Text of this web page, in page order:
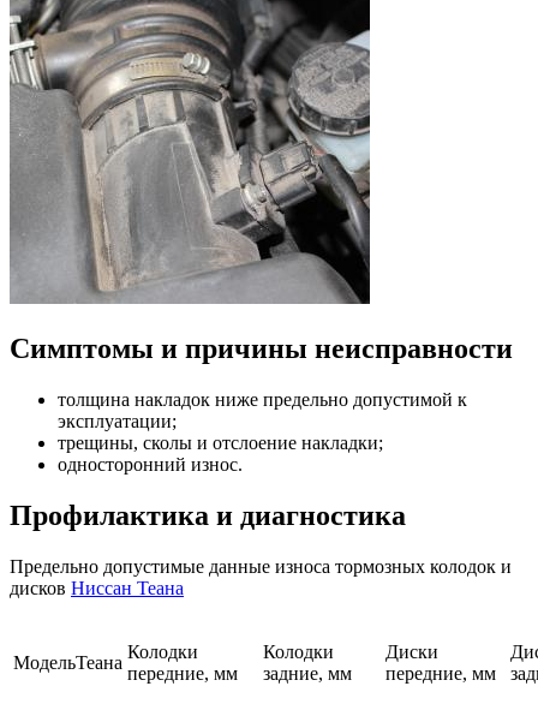
Симптомы и причины неисправности
толщина накладок ниже предельно допустимой к
эксплуатации;
трещины, сколы и отслоение накладки;
односторонний износ.
Профилактика и диагностика
Предельно допустимые данные износа тормозных колодок и
дисков Ниссан Теана
МодельТеана
Колодки
передние, мм
Колодки
задние, мм
Диски
передние, мм